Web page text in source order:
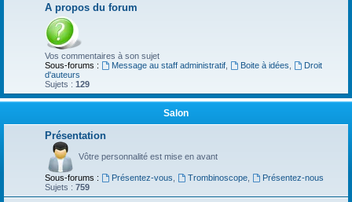
A propos du forum
Vos commentaires à son sujet
Sous-forums :
Message au staff administratif, Boite à idées
Droit
d'auteurs
Sujets : 129
Salon
Présentation
Vôtre personnalité est mise en avant
Sous-forums : Présentez-vous Trombinoscope,
Présentez-nous
Sujets : 759